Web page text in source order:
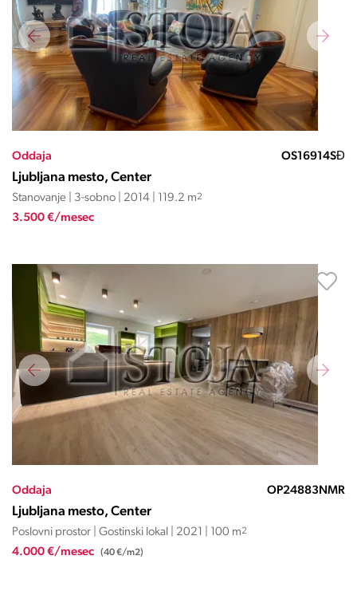
Oddaja OS16914SĐ
Ljubljana mesto, Center
Stanovanje | 3-sobno | 2014 | 119.2 m2
3.500 €/mesec
Oddaja OP24883NMR
Ljubljana mesto, Center
Poslovni prostor | Gostinski lokal | 2021 | 100 m2
4.000 €/mesec (40 €/m2)